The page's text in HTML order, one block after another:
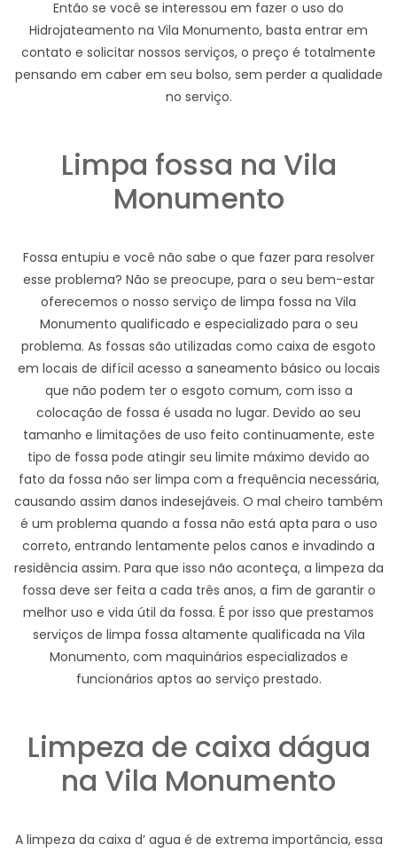
Então se você se interessou em fazer o uso do
Hidrojateamento na Vila Monumento, basta entrar em
contato e solicitar nossos serviços, o preço é totalmente
pensando em caber em seu bolso, sem perder a qualidade
no serviço.
Limpa fossa na Vila
Monumento
Fossa entupiu e você não sabe o que fazer para resolver
esse problema? Não se preocupe, para o seu bem-estar
oferecemos o nosso serviço de limpa fossa na Vila
Monumento qualificado e especializado para o seu
problema. As fossas são utilizadas como caixa de esgoto
em locais de difícil acesso a saneamento básico ou locais
que não podem ter o esgoto comum, com isso a
colocação de fossa é usada no lugar. Devido ao seu
tamanho e limitações de uso feito continuamente, este
tipo de fossa pode atingir seu limite máximo devido ao
fato da fossa não ser limpa com a frequência necessária,
causando assim danos indesejáveis. O mal cheiro também
é um problema quando a fossa não está apta para o uso
correto, entrando lentamente pelos canos e invadindo a
residência assim. Para que isso não aconteça, a limpeza da
fossa deve ser feita a cada três anos, a fim de garantir o
melhor uso e vida útil da fossa. É por isso que prestamos
serviços de limpa fossa altamente qualificada na Vila
Monumento, com maquinários especializados e
funcionários aptos ao serviço prestado.
Limpeza de caixa dágua
na Vila Monumento
A limpeza da caixa d’ agua é de extrema importância, essa